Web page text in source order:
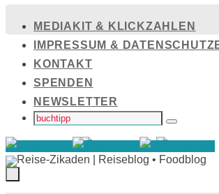
Inhalt
springen
MEDIAKIT & KLICKZAHLEN
IMPRESSUM &
KONTAKT
SPENDEN
NEWSLETTER
SUCHEN
NACH: Suchen